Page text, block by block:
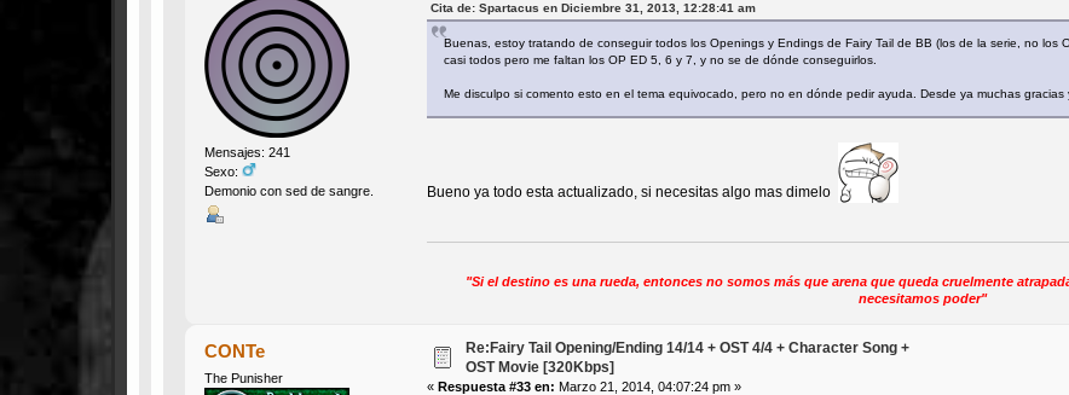
Mensajes: 241
Sexo:
Demonio con sed de sangre.
Cita de: Spartacus en Diciembre 31, 2013, 12:28:41 am
Buenas, estoy tratando de conseguir todos los Openings y Endings de Fairy Tail de BB (los de la serie, no los
casi todos pero me faltan los OP ED 5, 6 y 7, y no se de dónde conseguirlos.
Me disculpo si comento esto en el tema equivocado, pero no en dónde pedir ayuda. Desde ya muchas
Bueno ya todo esta actualizado, si necesitas algo mas dimelo
"Si el destino es una rueda, entonces no somos más que arena que queda cruelmente
necesitamos poder"
CONTe
The Punisher
Re:Fairy Tail Opening/Ending 14/14 + OST 4/4 + Character Song +
OST Movie [320Kbps]
« Respuesta #33 en: Marzo 21, 2014, 04:07:24 pm »